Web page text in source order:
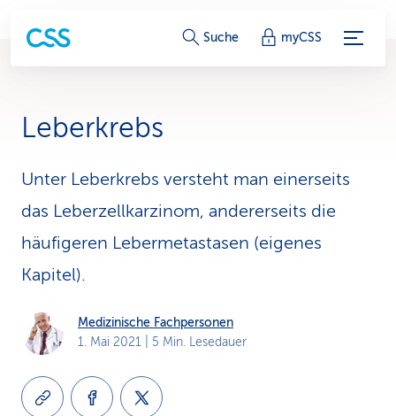
S
i
c
e
L
i
Suche myCSS
Leberkrebs
Unter Leberkrebs versteht man einerseits
das Leberzellkarzinom, andererseits die
häufigeren Lebermetastasen (eigenes
Kapitel).
Medizinische Fachpersonen
1. Mai 2021 | 5 Min. Lesedauer